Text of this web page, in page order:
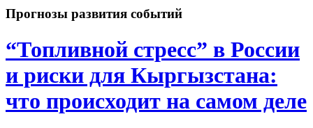
Прогнозы развития событий
“Топливной стресс” в России
и риски для Кыргызстана:
что происходит на самом деле